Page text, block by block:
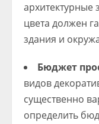
цвета должен
здания и
Бюджет
видов
существенно
определить